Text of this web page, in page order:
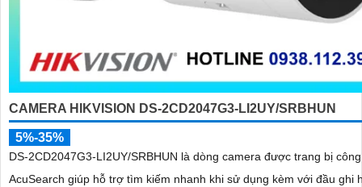
CAMERA HIKVISION DS-2CD2047G3-LI2UY/SRBHUN
5%-35%
DS-2CD2047G3-LI2UY/SRBHUN là dòng camera được trang bị
AcuSearch giúp hỗ trợ tìm kiếm nhanh khi sử dụng kèm với đầu ghi